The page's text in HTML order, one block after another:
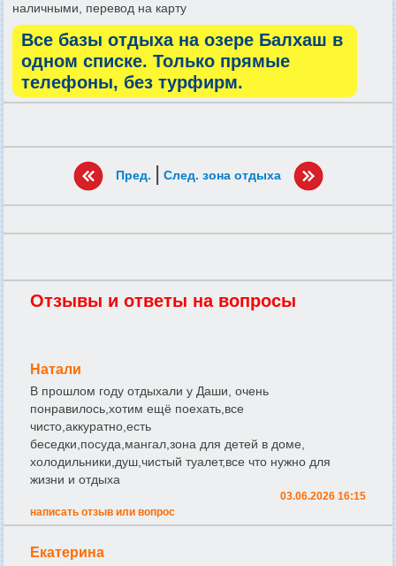
наличными, перевод на карту
Все базы отдыха на озере Балхаш в
одном списке. Только прямые
телефоны, без турфирм.
Пред. | След. зона отдыха
Отзывы и ответы на вопросы
Натали
В прошлом году отдыхали у Даши, очень
понравилось,хотим ещё поехать,все
чисто,аккуратно,есть
беседки,посуда,мангал,зона для детей в доме,
холодильники,душ,чистый туалет,все что нужно для
жизни и отдыха
03.06.2026 16:15
написать отзыв или вопрос
Екатерина